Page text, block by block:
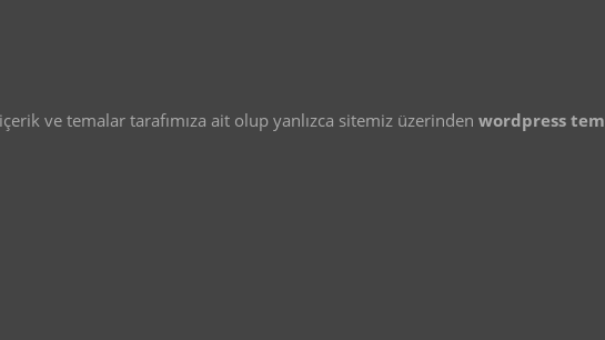
ve temalar tarafımıza ait olup yanlızca sitemiz üzerinden wordpress